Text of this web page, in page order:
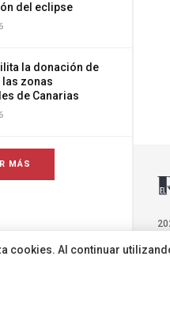
del eclipse
la donación de
las zonas
de Canarias
MÁS
cookies. Al continuar